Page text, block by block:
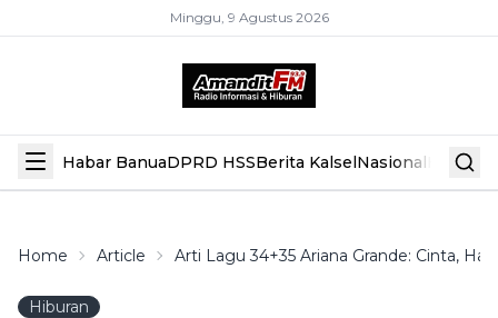
Minggu, 9 Agustus 2026
Habar BanuaDPRD HSSBerita KalselNasional Hiburan
Home Article Arti Lagu 34+35 Ariana Grande: Cinta,
Hiburan